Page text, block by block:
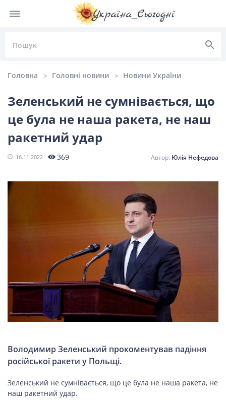
НОВИНИ УКРАЇНИ
Головні
новини
Політика
Одеса
ВІЙСЬКОВІ НОВИНИ
НОВИНИ КУЛЬТУРИ
КАЛЕНДАР УГКЦ/РКЦ
Літургійні
читання
Головна Головні новини Новини України
Зеленський не сумнівається, що
це була не наша ракета, не наш
ракетний удар
16.11.2022 369 Юлія Нефедова
Володимир Зеленський прокоментував падіння
російської ракети у Польщі.
Зеленський не сумнівається, що це була не наша ракета, не
наш ракетний удар.